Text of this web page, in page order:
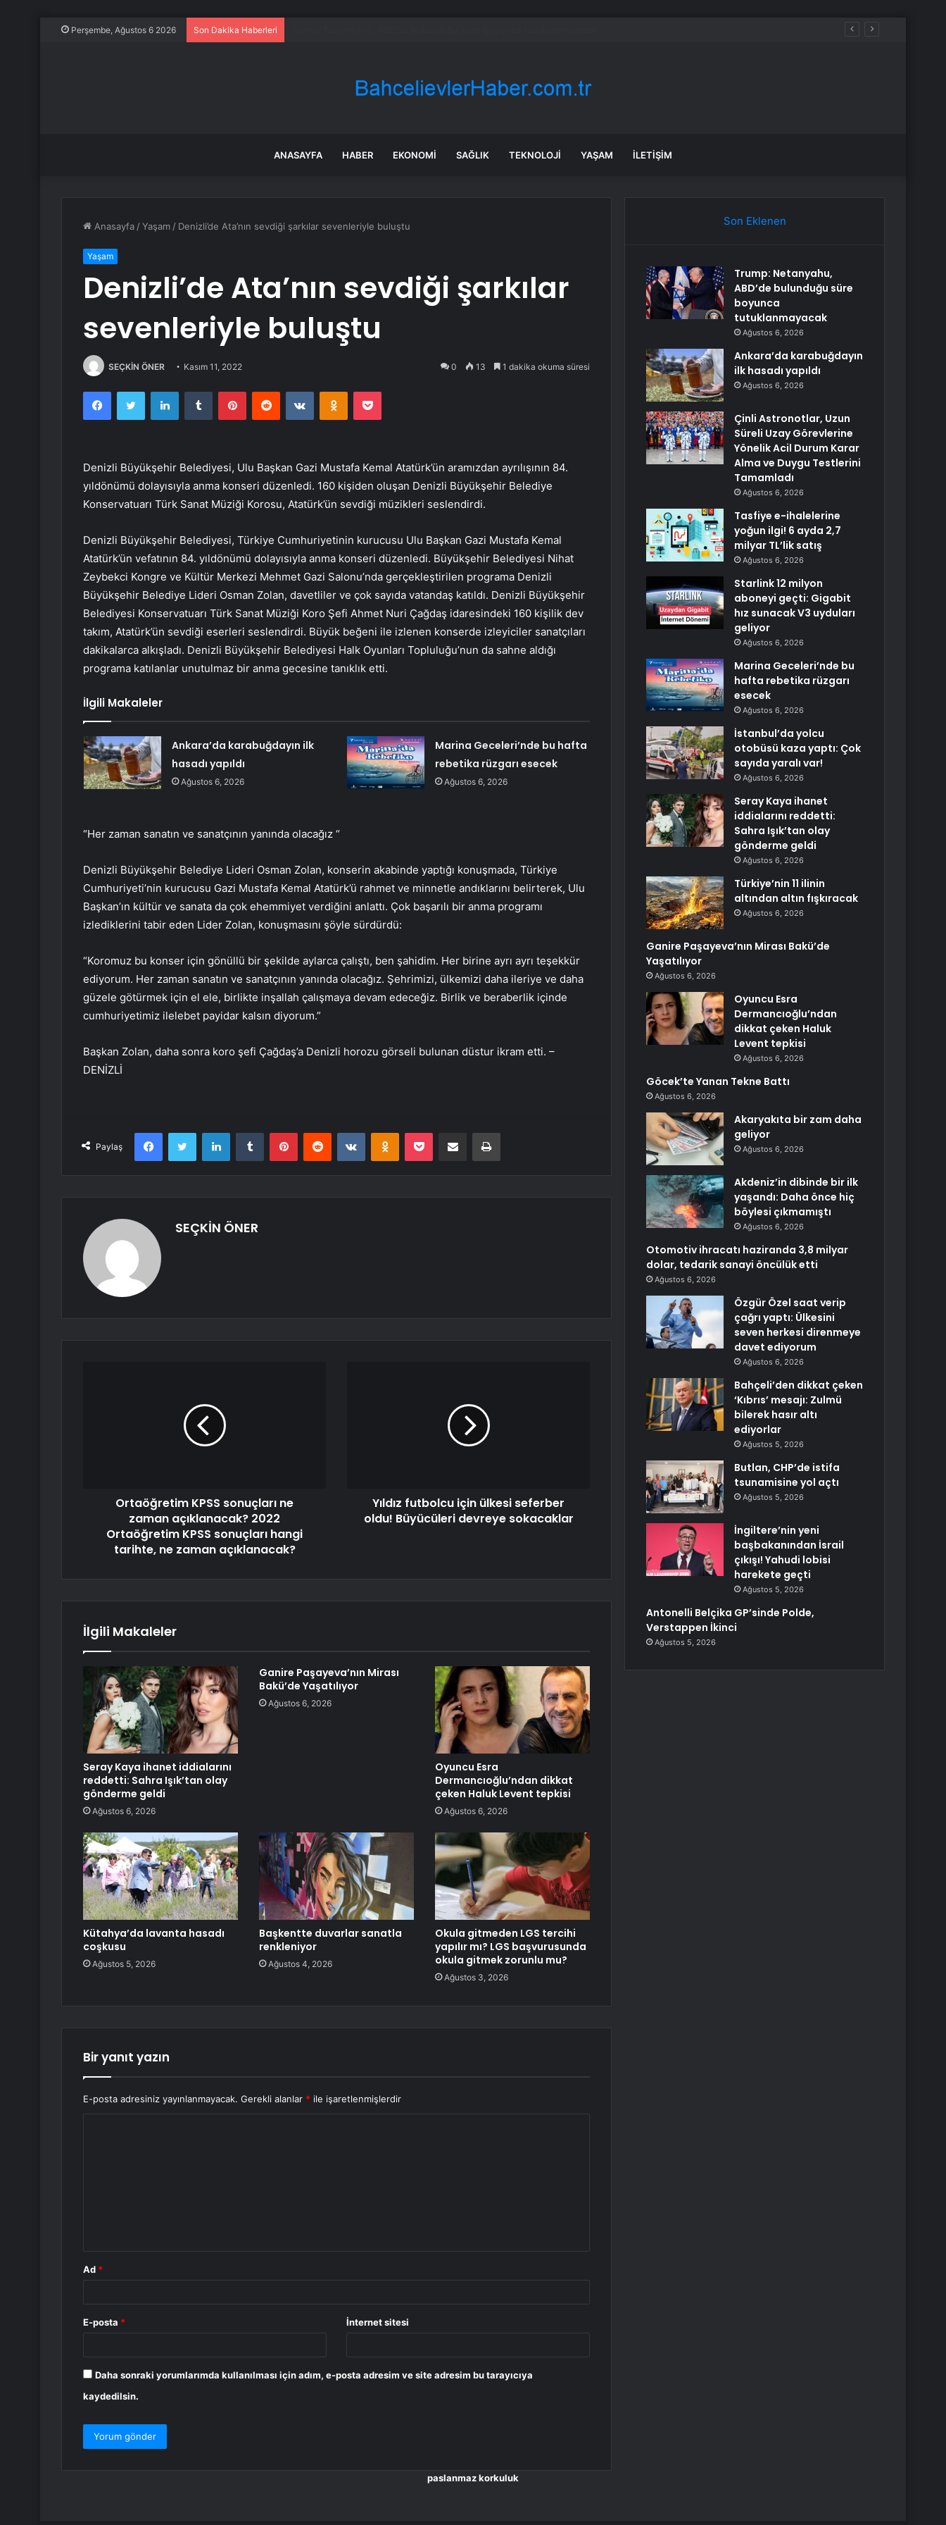
Perşembe, Ağustos 6 2026 Son Dakika Haberleri
ANASAYFA HABER EKONOMI SAĞLIK TEKNOLOJI YAŞAM İLETIŞIM
Anasayfa /Yaşam / Denizli’de Ata’nın sevdiği şarkılar sevenleriyle buluştu
Yaşam
Denizli’de Ata’nın sevdiği şarkılar
sevenleriyle buluştu
SEÇKİN ÖNER Kasım 11, 2022 0 13 1 dakika okuma süresi
FacebookTwitter LinkedInTumblr PinterestReddit VKontakteOdnoklassniki
Pocket
Denizli Büyükşehir Belediyesi, Ulu Başkan Gazi Mustafa Kemal Atatürk’ün aramızdan ayrılışının 84.
yıldönümü dolayısıyla anma konseri düzenledi. 160 kişiden oluşan Denizli Büyükşehir Belediye
Konservatuarı Türk Sanat Müziği Korosu, Atatürk’ün sevdiği müzikleri seslendirdi.
Denizli Büyükşehir Belediyesi, Türkiye Cumhuriyetinin kurucusu Ulu Başkan Gazi Mustafa Kemal
Atatürk’ün vefatının 84. yıldönümü dolayısıyla anma konseri düzenledi. Büyükşehir Belediyesi Nihat
Zeybekci Kongre ve Kültür Merkezi Mehmet Gazi Salonu’nda gerçekleştirilen programa Denizli
Büyükşehir Belediye Lideri Osman Zolan, davetliler ve çok sayıda vatandaş katıldı. Denizli Büyükşehir
Belediyesi Konservatuarı Türk Sanat Müziği Koro Şefi Ahmet Nuri Çağdaş idaresindeki 160 kişilik dev
takım, Atatürk’ün sevdiği eserleri seslendirdi. Büyük beğeni ile izlenen konserde izleyiciler sanatçıları
dakikalarca alkışladı. Denizli Büyükşehir Belediyesi Halk Oyunları Topluluğu’nun da sahne aldığı
programa katılanlar unutulmaz bir anma gecesine tanıklık etti.
İlgili Makaleler
Ankara’da karabuğdayın ilk
hasadı yapıldı
Ağustos 6, 2026
Marina Geceleri’nde bu hafta
rebetika rüzgarı esecek
Ağustos 6, 2026
“Her zaman sanatın ve sanatçının yanında olacağız “
Denizli Büyükşehir Belediye Lideri Osman Zolan, konserin akabinde yaptığı konuşmada, Türkiye
Cumhuriyeti’nin kurucusu Gazi Mustafa Kemal Atatürk’ü rahmet ve minnetle andıklarını belirterek, Ulu
Başkan’ın kültür ve sanata da çok ehemmiyet verdiğini anlattı. Çok başarılı bir anma programı
izlediklerini tabir eden Lider Zolan, konuşmasını şöyle sürdürdü:
“Koromuz bu konser için gönüllü bir şekilde aylarca çalıştı, ben şahidim. Her birine ayrı ayrı teşekkür
ediyorum. Her zaman sanatın ve sanatçının yanında olacağız. Şehrimizi, ülkemizi daha ileriye ve daha
güzele götürmek için el ele, birlikte inşallah çalışmaya devam edeceğiz. Birlik ve beraberlik içinde
cumhuriyetimiz ilelebet payidar kalsın diyorum.”
Başkan Zolan, daha sonra koro şefi Çağdaş’a Denizli horozu görseli bulunan düstur ikram etti. –
DENİZLİ
Paylaş
FacebookTwitter LinkedInTumblr PinterestReddit VKontakteOdnoklassniki
Pocket E-Posta ile paylaş Yazdır
SEÇKİN ÖNER
Ortaöğretim KPSS sonuçları ne
zaman açıklanacak? 2022
Ortaöğretim KPSS sonuçları hangi
tarihte, ne zaman açıklanacak?
Yıldız futbolcu için ülkesi seferber
oldu! Büyücüleri devreye sokacaklar
İlgili Makaleler
Seray Kaya ihanet iddialarını
reddetti: Sahra Işık’tan olay
gönderme geldi
Ağustos 6, 2026
Ganire Paşayeva’nın Mirası
Bakü’de Yaşatılıyor
Ağustos 6, 2026
Oyuncu Esra
Dermancıoğlu’ndan dikkat
çeken Haluk Levent tepkisi
Ağustos 6, 2026
Kütahya’da lavanta hasadı
coşkusu
Ağustos 5, 2026
Başkentte duvarlar sanatla
renkleniyor
Ağustos 4, 2026
Okula gitmeden LGS tercihi
yapılır mı? LGS başvurusunda
okula gitmek zorunlu mu?
Ağustos 3, 2026
Bir yanıt yazın
E-posta adresiniz yayınlanmayacak. Gerekli alanlar * ile işaretlenmişlerdir
Ad *
E-posta * İnternet sitesi
Daha sonraki yorumlarımda kullanılması için adım, e-posta adresim ve site adresim bu tarayıcıya
kaydedilsin.
Son Eklenen
Trump: Netanyahu,
ABD’de bulunduğu süre
boyunca
tutuklanmayacak
Ağustos 6, 2026
Ankara’da karabuğdayın
ilk hasadı yapıldı
Ağustos 6, 2026
Çinli Astronotlar, Uzun
Süreli Uzay Görevlerine
Yönelik Acil Durum Karar
Alma ve Duygu Testlerini
Tamamladı
Ağustos 6, 2026
Tasfiye e-ihalelerine
yoğun ilgi! 6 ayda 2,7
milyar TL’lik satış
Ağustos 6, 2026
Starlink 12 milyon
aboneyi geçti: Gigabit
hız sunacak V3 uyduları
geliyor
Ağustos 6, 2026
Marina Geceleri’nde bu
hafta rebetika rüzgarı
esecek
Ağustos 6, 2026
İstanbul’da yolcu
otobüsü kaza yaptı: Çok
sayıda yaralı var!
Ağustos 6, 2026
Seray Kaya ihanet
iddialarını reddetti:
Sahra Işık’tan olay
gönderme geldi
Ağustos 6, 2026
Türkiye’nin 11 ilinin
altından altın fışkıracak
Ağustos 6, 2026
Ganire Paşayeva’nın Mirası Bakü’de
Yaşatılıyor
Ağustos 6, 2026
Oyuncu Esra
Dermancıoğlu’ndan
dikkat çeken Haluk
Levent tepkisi
Ağustos 6, 2026
Göcek’te Yanan Tekne Battı
Ağustos 6, 2026
Akaryakıta bir zam daha
geliyor
Ağustos 6, 2026
Akdeniz’in dibinde bir ilk
yaşandı: Daha önce hiç
böylesi çıkmamıştı
Ağustos 6, 2026
Otomotiv ihracatı haziranda 3,8 milyar
dolar, tedarik sanayi öncülük etti
Ağustos 6, 2026
Özgür Özel saat verip
çağrı yaptı: Ülkesini
seven herkesi direnmeye
davet ediyorum
Ağustos 6, 2026
Bahçeli’den dikkat çeken
‘Kıbrıs’ mesajı: Zulmü
bilerek hasır altı
ediyorlar
Ağustos 5, 2026
Butlan, CHP’de istifa
tsunamisine yol açtı
Ağustos 5, 2026
İngiltere’nin yeni
başbakanından İsrail
çıkışı! Yahudi lobisi
harekete geçti
Ağustos 5, 2026
Antonelli Belçika GP’sinde Polde,
Verstappen İkinci
Ağustos 5, 2026
paslanmaz korkuluk